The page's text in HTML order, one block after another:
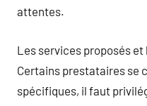
attentes.
Les services proposés
Certains prestataires se
spécifiques, il faut